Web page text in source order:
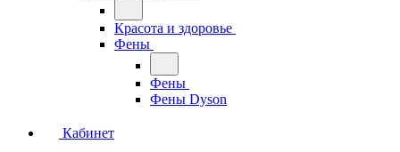
Красота и здоровье
Фены
Фены
Фены Dyson
Кабинет